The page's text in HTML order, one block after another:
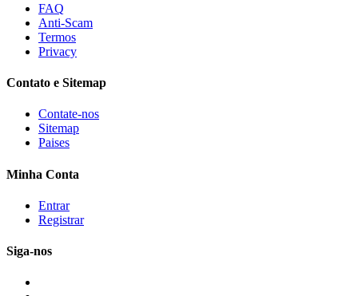
FAQ
Anti-Scam
Termos
Privacy
Contato e Sitemap
Contate-nos
Sitemap
Paises
Minha Conta
Entrar
Registrar
Siga-nos